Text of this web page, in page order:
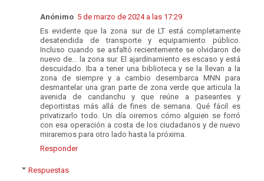
Anónimo 5 de marzo de 2024 a las 17:29
Es evidente que la zona sur de LT está completamente
desatendida de transporte y equipamiento público.
Incluso cuando se asfaltó recientemente se olvidaron de
nuevo de... la zona sur. El ajardinamiento es escaso y está
descuidado. Iba a tener una biblioteca y se la llevan a la
zona de siempre y a cambio desembarca MNN para
desmantelar una gran parte de zona verde que articula la
avenida de candanchu y que reúne a paseantes y
deportistas más allá de fines de semana. Qué fácil es
privatizarlo todo. Un día oiremos cómo alguien se forró
con esa operación a costa de los ciudadanos y de nuevo
miraremos para otro lado hasta la próxima.
Responder
Respuestas